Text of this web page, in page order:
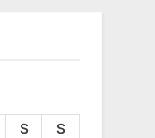
S
S